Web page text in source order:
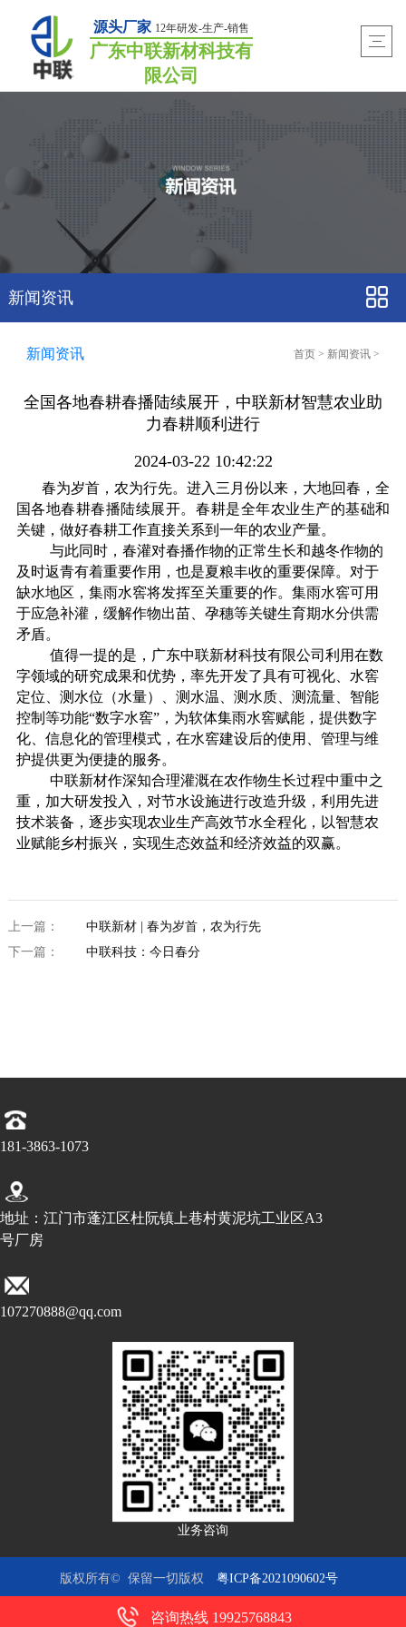
源头厂家 12年研发-生产-销售
广东中联新材科技有
限公司
新闻资讯
新闻资讯 首页> 新闻资讯 >
全国各地春耕春播陆续展开，中联新材智慧农业助
力春耕顺利进行
2024-03-22 10:42:22
春为岁首，农为行先。进入三月份以来，大地回春，全
国各地春耕春播陆续展开。春耕是全年农业生产的基础和
关键，做好春耕工作直接关系到一年的农业产量。
与此同时，春灌对春播作物的正常生长和越冬作物的
及时返青有着重要作用，也是夏粮丰收的重要保障。对于
缺水地区，集雨水窖将发挥至关重要的作。集雨水窖可用
于应急补灌，缓解作物出苗、孕穗等关键生育期水分供需
矛盾。
值得一提的是，广东中联新材科技有限公司利用在数
字领域的研究成果和优势，率先开发了具有可视化、水窖
定位、测水位（水量）、测水温、测水质、测流量、智能
控制等功能“数字水窖”，为软体集雨水窖赋能，提供数字
化、信息化的管理模式，在水窖建设后的使用、管理与维
护提供更为便捷的服务。
中联新材作深知合理灌溉在农作物生长过程中重中之
重，加大研发投入，对节水设施进行改造升级，利用先进
技术装备，逐步实现农业生产高效节水全程化，以智慧农
业赋能乡村振兴，实现生态效益和经济效益的双赢。
上一篇：
中联新材 | 春为岁首，农为行先
下一篇：
中联科技：今日春分
181-3863-1073
地址：江门市蓬江区杜阮镇上巷村黄泥坑工业区A3
号厂房
107270888@qq.com
业务咨询
版权所有© 保留一切版权 粤ICP备2021090602号
咨询热线 19925768843